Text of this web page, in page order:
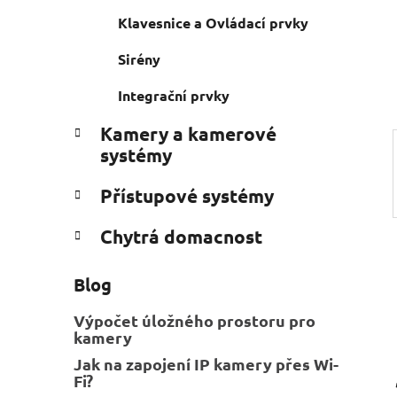
e
Klavesnice a Ovládací prvky
Sirény
Integrační prvky
Kamery a kamerové
systémy
Přístupové systémy
Chytrá domacnost
Blog
Výpočet úložného prostoru pro
kamery
Jak na zapojení IP kamery přes Wi-
Fi?